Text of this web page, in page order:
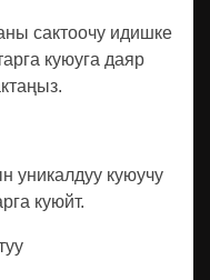
сактоочу идишке
куюуга даяр
уникалдуу куюучу
куюйт.